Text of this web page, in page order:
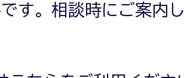
す。相談時にご案内